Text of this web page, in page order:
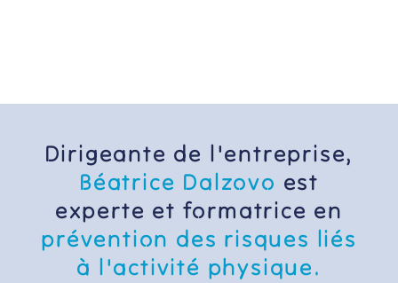
Dirigeante de l'entreprise,
Béatrice Dalzovo est
experte et formatrice en
prévention des risques liés
à l'activité physique.